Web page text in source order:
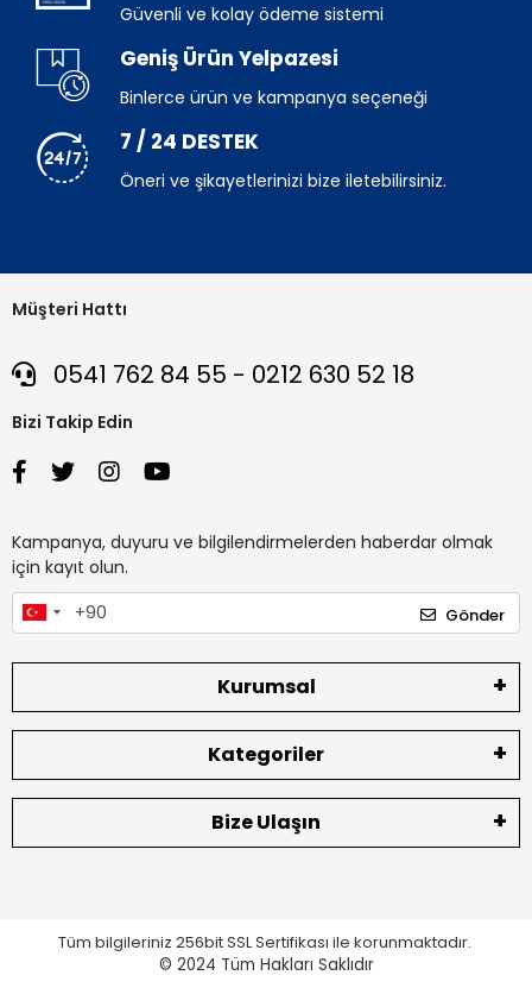
Güvenli ve kolay ödeme sistemi
Geniş Ürün Yelpazesi
Binlerce ürün ve kampanya seçeneği
7 / 24 DESTEK
Öneri ve şikayetlerinizi bize iletebilirsiniz.
Müşteri Hattı
0541 762 84 55 - 0212 630 52 18
Bizi Takip Edin
Kampanya, duyuru ve bilgilendirmelerden haberdar olmak
için kayıt olun.
Gönder
Kurumsal
Kategoriler
Bize Ulaşın
Tüm bilgileriniz 256bit SSL Sertifikası ile korunmaktadır.
© 2024 Tüm Hakları Saklıdır